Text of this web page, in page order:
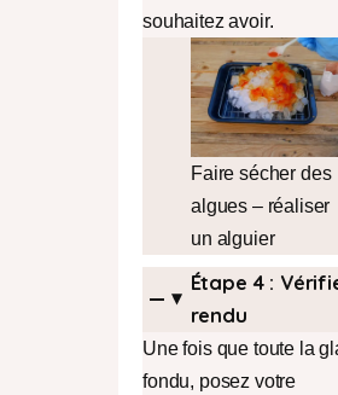
souhaitez avoir.
Faire sécher des
algues – réaliser
un alguier
Étape4 :
rendu
Une fois que toute la
fondu, posez votre